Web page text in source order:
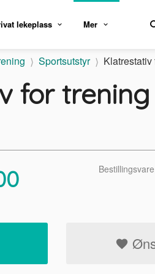
lekeplass Mer
Sportsutstyr
for trening